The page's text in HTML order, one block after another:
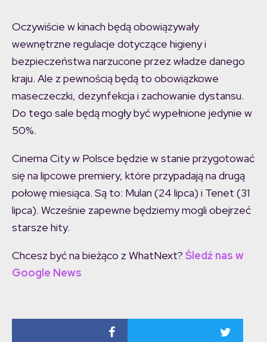
Oczywiście w kinach będą obowiązywały
wewnętrzne regulacje dotyczące higieny i
bezpieczeństwa narzucone przez władze danego
kraju. Ale z pewnością będą to obowiązkowe
maseczeczki, dezynfekcja i zachowanie dystansu.
Do tego sale będą mogły być wypełnione jedynie w
50%.
Cinema City w Polsce będzie w stanie przygotować
się na lipcowe premiery, które przypadają na drugą
połowę miesiąca. Są to: Mulan (24 lipca) i Tenet (31
lipca). Wcześnie zapewne będziemy mogli obejrzeć
starsze hity.
Chcesz być na bieżąco z WhatNext? Śledź nas w
Google News